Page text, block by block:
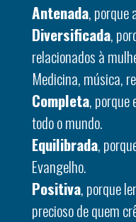
Antenada, porque
Diversificada,
relacionados à
Medicina, música,
Completa, porque
todo o mundo.
Equilibrada,
Evangelho.
Positiva, porque
precioso de quem